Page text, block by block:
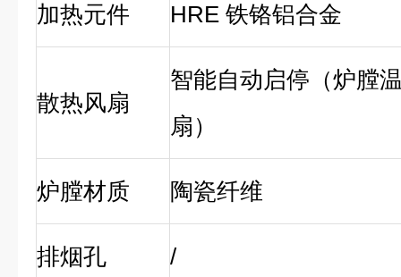
加热元件 HRE 铁铬铝合金
散热风扇
智能自动启停（炉膛
扇）
炉膛材质 陶瓷纤维
排烟孔 /